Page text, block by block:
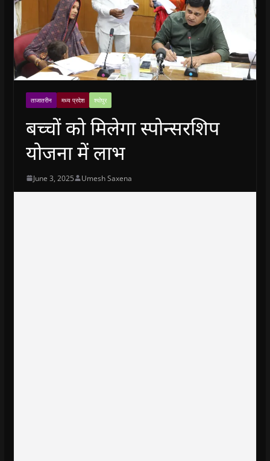
ताजातरीन मध्य प्रदेश श्योपुर
बच्चों को मिलेगा स्पोन्सरशिप
योजना में लाभ
June 3, 2025 Umesh Saxena